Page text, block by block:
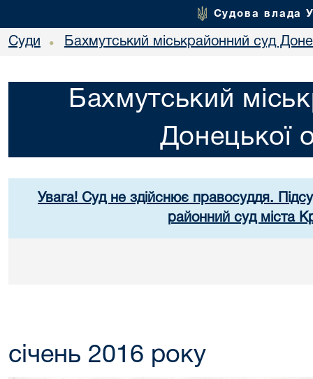
Судова влада
Суди • Бахмутський міськрайонний суд
Бахмутський
Донецької
Увага! Суд не здійснює правосуддя.
районний суд міста
січень 2016 року